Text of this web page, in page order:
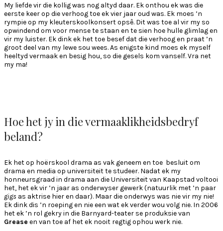
My liefde vir die kollig was nog altyd daar. Ek onthou ek was die
eerste keer op die verhoog toe ek vier jaar oud was. Ek moes ’n
rympie op my kleuterskoolkonsert opsê. Dit was toe al vir my so
opwindend om voor mense te staan en te sien hoe hulle glimlag en
vir my luister. Ek dink ek het toe besef dat die verhoog en praat ’n
groot deel van my lewe sou wees. As enigste kind moes ek myself
heeltyd vermaak en besig hou, so die gesels kom vanself. Vra net
my ma!
Hoe het jy in die vermaaklikheidsbedryf
beland?
Ek het op hoërskool drama as vak geneem en toe besluit om
drama en media op universiteit te studeer. Nadat ek my
honneursgraad in drama aan die Universiteit van Kaapstad voltooi
het, het ek vir ’n jaar as onderwyser gewerk (natuurlik met ’n paar
gigs as aktrise hier en daar). Maar die onderwys was nie vir my nie!
Ek dink dis ’n roeping en nie een wat ek verder wou volg nie. In 2006
het ek ’n rol gekry in die Barnyard-teater se produksie van
Grease en van toe af het ek nooit regtig ophou werk nie.